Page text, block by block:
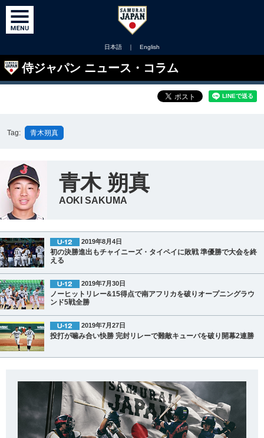
日本語 ｜ English
侍ジャパン ニュース・コラム
Tag: 青木朔真
青木 朔真
AOKI SAKUMA
2019年8月4日
初の決勝進出もチャイニーズ・タイペイに敗戦 準優勝で大会を終
える
2019年7月30日
ノーヒットリレー&15得点で南アフリカを破りオープニングラウ
ンド5戦全勝
2019年7月27日
投打が噛み合い快勝 完封リレーで難敵キューバを破り開幕2連勝